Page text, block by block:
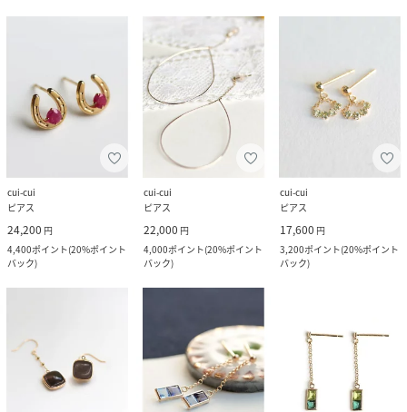
cui-cui
ピアス
24,200 円
4,400ポイント(20%ポイント
バック)
cui-cui
ピアス
22,000 円
4,000ポイント(20%ポイント
バック)
cui-cui
ピアス
17,600 円
3,200ポイント(20%ポイント
バック)